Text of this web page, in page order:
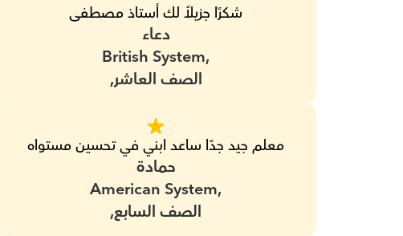
شكرًا جزيلاً لك أستاذ مصطفى
دعاء
الصف العاشر,
British System,
معلم جيد جدًا ساعد ابني في تحسين مستواه
حمادة
الصف السابع,
American System,